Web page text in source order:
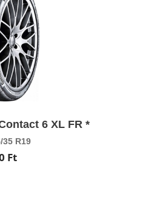
6 XL FR *
35 R19
Ft